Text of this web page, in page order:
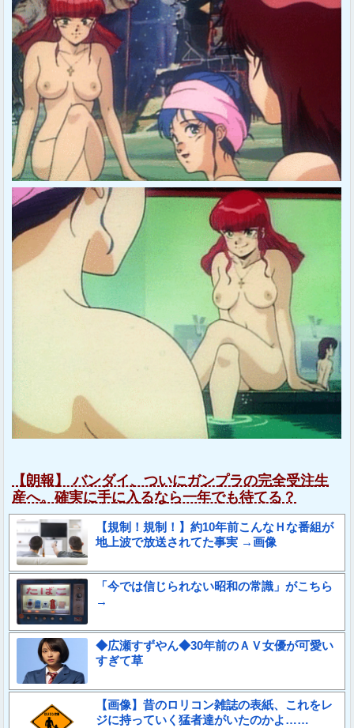
【朗報】 バンダイ、ついにガンプラの完全受注生
産へ。確実に手に入るなら一年でも待てる？
【規制！規制！】約10年前こんなＨな番組が
地上波で放送されてた事実 →画像
「今では信じられない昭和の常識」がこちら
→
◆広瀬すずやん◆30年前のＡＶ女優が可愛い
すぎて草
【画像】昔のロリコン雑誌の表紙、これをレ
ジに持っていく猛者達がいたのかよ……